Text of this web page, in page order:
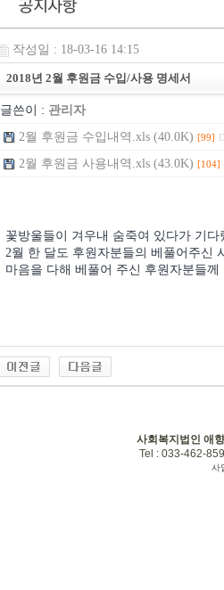
작성일 : 18-03-16 14:15
2018년 2월 후원금 수입/사용 명세서
글쓴이 : 관리자
2월 후원금 수입내역.xls (40.0K) [99]
2월 후원금 사용내역.xls (43.0K) [104]
꽃방울들이 겨우내 숨죽여 있다가 기
2월 한 달도 후원자분들의 베풀어주신
마음을 다해 베풀어 주신 후원자분들
사회복지법인 애
Tel : 033-462-
사